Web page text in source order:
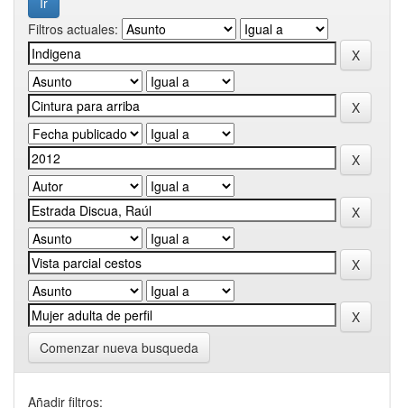
Filtros actuales:
Comenzar nueva busqueda
Añadir filtros: